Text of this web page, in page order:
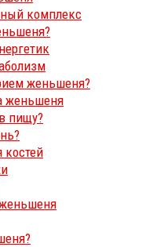
комплекс
женьшеня?
женьшеня
пищу?